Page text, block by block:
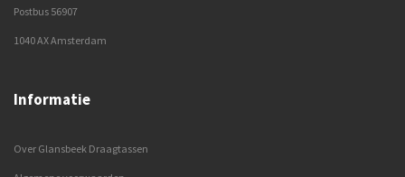
Postbus 56907
1040 AX Amsterdam
Informatie
Over Glansbeek Draagtassen